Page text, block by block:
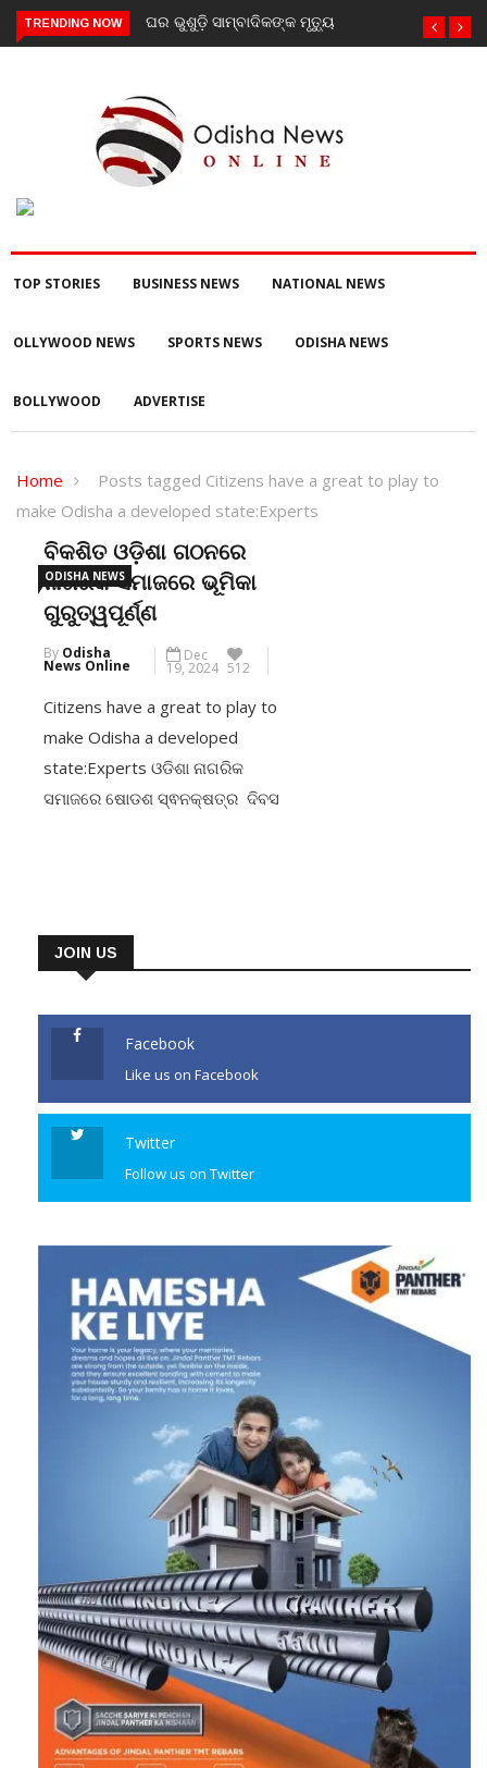
TRENDING NOW ଘର ଭୁଶୁଡ଼ି ସାମ୍ବାଦିକଙ୍କ ମୃତ୍ୟୁ
TOP STORIES BUSINESS NEWS NATIONAL NEWS
OLLYWOOD NEWS SPORTS NEWS ODISHA NEWS
BOLLYWOOD ADVERTISE
Home
Posts tagged Citizens have a great to play to
make Odisha a developed state:Experts
ODISHA NEWS
ବିକଶିତ ଓଡ଼ିଶା ଗଠନରେ
ନାଗରିକ ସମାଜରେ ଭୂମିକା
ଗୁରୁତ୍ୱପୂର୍ଣ୍ଣ
By Odisha
News Online
Dec
19, 2024 512
Citizens have a great to play to
make Odisha a developed
state:Experts ଓଡିଶା ନାଗରିକ
ସମାଜରେ ଷୋଡଶ ସ୍ଵନକ୍ଷତ୍ର ଦିବସ
ଉପଲକ୍ଷେ ଆଜି ଓଡିଶା ନାଗରିକ
ସମାଜର ଷୋଡଶ ପ୍ରତିଷ୍ଠା ଦିବସ
ପାଳନ ପରିପ୍ରେକ୍ଷୀରେ ଭୁବନେଶ୍ୱର
ହୋଟେଲ କେଶରୀ ସଭାଗୃହରେ ଏକ
ଆଲୋଚନାଚକ୍ର ବିଶିଷ୍ଟ ସମାଜ […]
CONTINUE READING
JOIN US
Facebook
Like us on Facebook
Twitter
Follow us on Twitter